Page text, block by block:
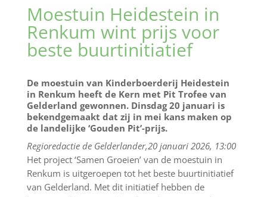
Moestuin Heidestein in
Renkum wint prijs voor
beste buurtinitiatief
De moestuin van Kinderboerderij Heidestein
in Renkum heeft de Kern met Pit Trofee van
Gelderland gewonnen. Dinsdag 20 januari is
bekendgemaakt dat zij in mei kans maken op
de landelijke ‘Gouden Pit’-prijs.
Regioredactie de Gelderlander,20 januari 2026, 13:00
Het project ‘Samen Groeien’ van de moestuin in
Renkum is uitgeroepen tot het beste buurtinitiatief
van Gelderland. Met dit initiatief hebben de